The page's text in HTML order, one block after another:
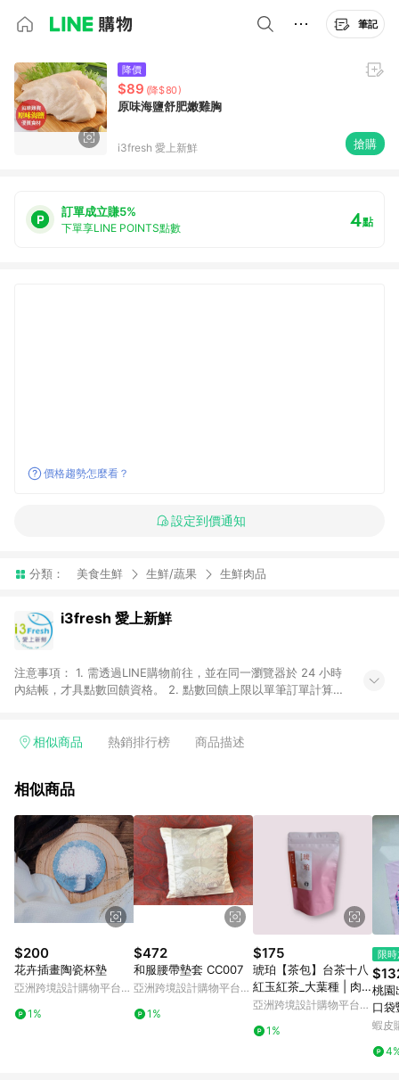
筆記
降價
$89 (降$80)
原味海鹽舒肥嫩雞胸
i3fresh 愛上新鮮 搶購
訂單成立賺5%
下單享LINE POINTS點數 4點
價格趨勢怎麼看？
設定到價通知
分類： 美食生鮮 生鮮/蔬果 生鮮肉品
i3fresh 愛上新鮮
注意事項： 1. 需透過LINE購物前往，並在同一瀏覽器於 24 小時
內結帳，才具點數回饋資格。 2. 點數回饋上限以單筆訂單計算。
上新鮮APP下單，將無法獲得點數回饋。
相似商品 熱銷排行榜 商品描述
相似商品
$200
花卉插畫陶瓷杯墊
亞洲跨境設計購物平台
1%
$472
和服腰帶墊套 CC007
亞洲跨境設計購物平台
1%
$175
琥珀【茶包】台茶十八
紅玉紅茶_大葉種 | 肉
桂香 薄荷涼 冷泡首
亞洲跨境設計購物平台
1%
限
桃園
口袋
品袋
蝦皮